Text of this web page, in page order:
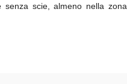
scie, almeno nella zona